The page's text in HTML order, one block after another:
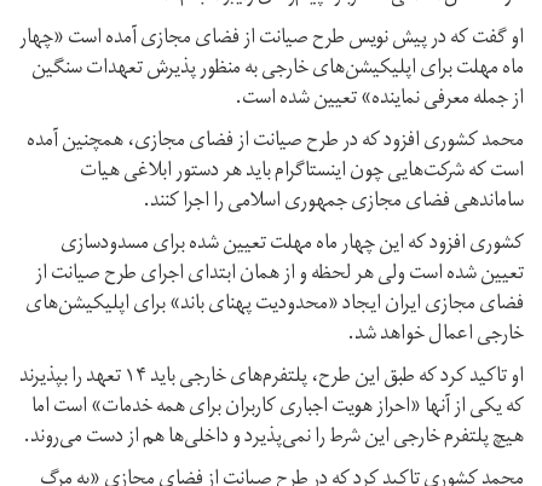
او گفت که در پیش نویس طرح صیانت از فضای مجازی آمده است «چهار
ماه مهلت برای اپلیکیشن‌های خارجی به منظور پذیرش تعهدات سنگین
از جمله معرفی نماینده» تعیین شده است.
محمد کشوری افزود که در طرح صیانت از فضای مجازی، همچنین آمده
است که شرکت‌هایی چون اینستاگرام باید هر دستور ابلاغی هیات
ساماندهی فضای مجازی جمهوری اسلامی را اجرا کنند.
کشوری افزود که این چهار ماه مهلت تعیین شده برای مسدودسازی
تعیین شده است ولی هر لحظه و از همان ابتدای اجرای طرح صیانت از
فضای مجازی ایران ایجاد «محدودیت پهنای باند» برای اپلیکیشن‌های
خارجی اعمال خواهد شد.
او تاکید کرد که طبق این طرح، پلتفرم‌های خارجی باید ۱۴ تعهد را بپذیرند
که یکی از آنها «احراز هویت اجباری کاربران برای همه خدمات» است اما
هیچ پلتفرم خارجی این شرط را نمی‌پذیرد و داخلی‌ها هم از دست می‌روند.